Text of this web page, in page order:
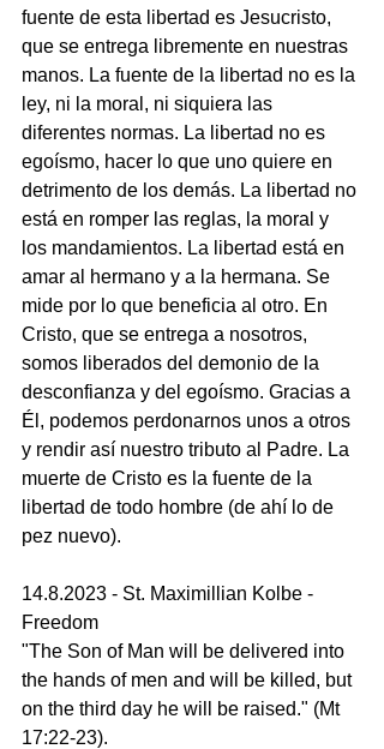
fuente de esta libertad es Jesucristo,
que se entrega libremente en nuestras
manos. La fuente de la libertad no es la
ley, ni la moral, ni siquiera las
diferentes normas. La libertad no es
egoísmo, hacer lo que uno quiere en
detrimento de los demás. La libertad no
está en romper las reglas, la moral y
los mandamientos. La libertad está en
amar al hermano y a la hermana. Se
mide por lo que beneficia al otro. En
Cristo, que se entrega a nosotros,
somos liberados del demonio de la
desconfianza y del egoísmo. Gracias a
Él, podemos perdonarnos unos a otros
y rendir así nuestro tributo al Padre. La
muerte de Cristo es la fuente de la
libertad de todo hombre (de ahí lo de
pez nuevo).
14.8.2023 - St. Maximillian Kolbe -
Freedom
"The Son of Man will be delivered into
the hands of men and will be killed, but
on the third day he will be raised." (Mt
17:22-23).